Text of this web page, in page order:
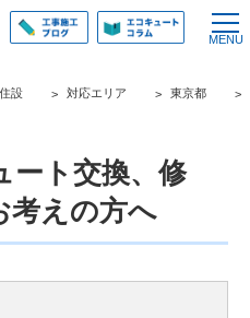
設 対応エリア
東京都
ート交換、修
考えの方へ